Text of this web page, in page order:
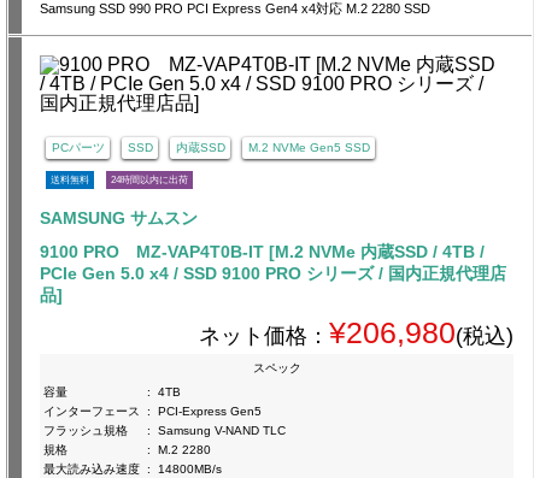
Samsung SSD 990 PRO PCI Express Gen4 x4対応 M.2 2280 SSD
PCパーツ SSD 内蔵SSD M.2 NVMe Gen5 SSD
送料無料 24時間以内に出荷
SAMSUNG サムスン
9100 PRO MZ-VAP4T0B-IT [M.2 NVMe 内蔵SSD / 4TB /
PCIe Gen 5.0 x4 / SSD 9100 PRO シリーズ / 国内正規代理店
品]
ネット価格： ¥206,980(税込)
スペック
容量
:
4TB
インターフェース
:
PCI-Express Gen5
フラッシュ規格
:
Samsung V-NAND TLC
規格
:
M.2 2280
最大読み込み速度 : 14800MB/s